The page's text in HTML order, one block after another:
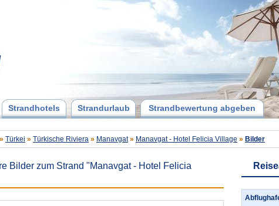
Strandhotels Strandurlaub Strandbewertung abgeben
» Türkei » Türkische Riviera » Manavgat » Manavgat - Hotel Felicia Village » Bilder
Bilder zum Strand "Manavgat - Hotel Felicia